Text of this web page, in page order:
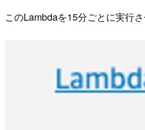
このLambdaを15分ごとに実行さ